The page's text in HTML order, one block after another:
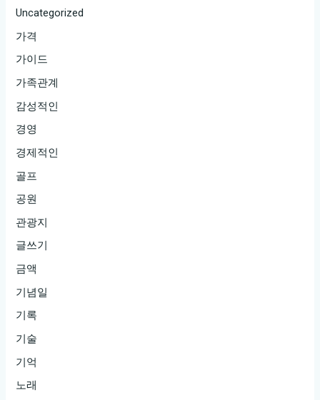
Uncategorized
가격
가이드
가족관계
감성적인
경영
경제적인
골프
공원
관광지
글쓰기
금액
기념일
기록
기술
기억
노래